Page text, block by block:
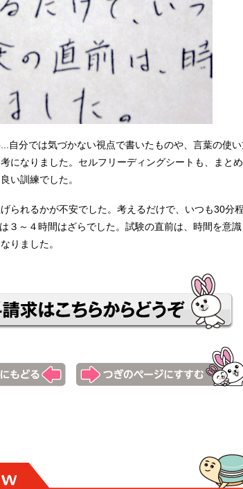
校 厚木看護専門学校 聖路加国際大学看護学部
中央専門学校 看護師就職試験対策 八戸看護専
自分では気づかない視点で書いたものや、言葉の使
考になりました。セルフリーディングシートも、まと
い訓練でした。
られるかが不安でした。考えるだけで、いつも30分
３～４時間はざらでした。試験の直前は、時間を意識
りました。